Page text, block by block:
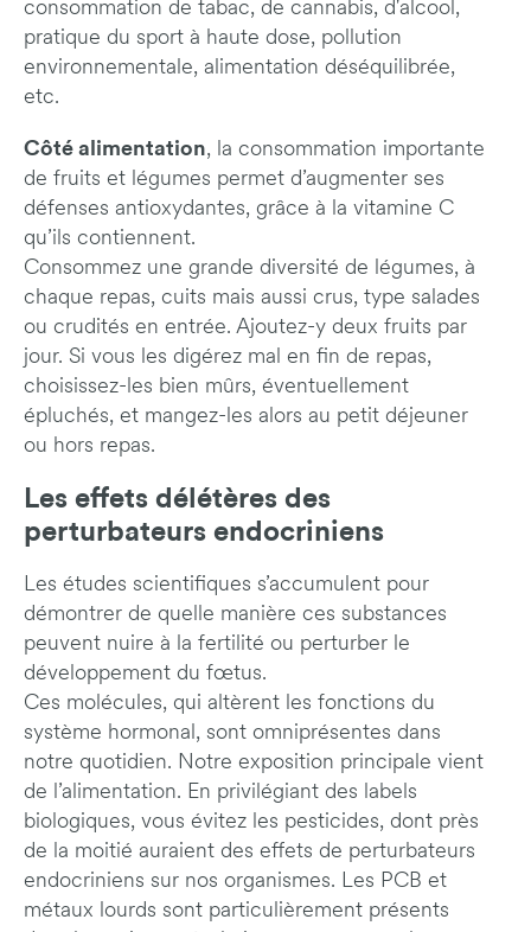
consommation de tabac, de cannabis, d'alcool,
pratique du sport à haute dose, pollution
environnementale, alimentation déséquilibrée,
etc.
Côté alimentation, la consommation importante
de fruits et légumes permet d’augmenter ses
défenses antioxydantes, grâce à la vitamine C
qu’ils contiennent.
Consommez une grande diversité de légumes, à
chaque repas, cuits mais aussi crus, type salades
ou crudités en entrée. Ajoutez-y deux fruits par
jour. Si vous les digérez mal en fin de repas,
choisissez-les bien mûrs, éventuellement
épluchés, et mangez-les alors au petit déjeuner
ou hors repas.
Les effets délétères des
perturbateurs endocriniens
Les études scientifiques s’accumulent pour
démontrer de quelle manière ces substances
peuvent nuire à la fertilité ou perturber le
développement du fœtus.
Ces molécules, qui altèrent les fonctions du
système hormonal, sont omniprésentes dans
notre quotidien. Notre exposition principale vient
de l’alimentation. En privilégiant des labels
biologiques, vous évitez les pesticides, dont près
de la moitié auraient des effets de perturbateurs
endocriniens sur nos organismes. Les PCB et
métaux lourds sont particulièrement présents